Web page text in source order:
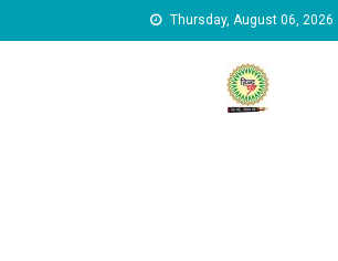
Thursday, August 06, 2026